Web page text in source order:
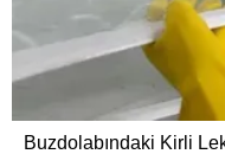
Buzdolabındaki Kirli